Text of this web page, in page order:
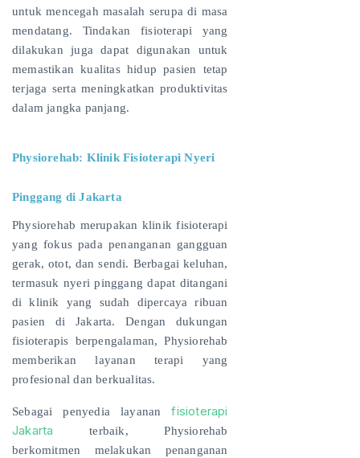
untuk mencegah masalah serupa di masa
mendatang. Tindakan fisioterapi yang
dilakukan juga dapat digunakan untuk
memastikan kualitas hidup pasien tetap
terjaga serta meningkatkan produktivitas
dalam jangka panjang.
Physiorehab: Klinik Fisioterapi Nyeri
Pinggang di Jakarta
Physiorehab merupakan klinik fisioterapi
yang fokus pada penanganan gangguan
gerak, otot, dan sendi. Berbagai keluhan,
termasuk nyeri pinggang dapat ditangani
di klinik yang sudah dipercaya ribuan
pasien di Jakarta. Dengan dukungan
fisioterapis berpengalaman, Physiorehab
memberikan layanan terapi yang
profesional dan berkualitas.
Sebagai penyedia layananfisioterapi
Jakarta terbaik, Physiorehab
berkomitmen melakukan penanganan